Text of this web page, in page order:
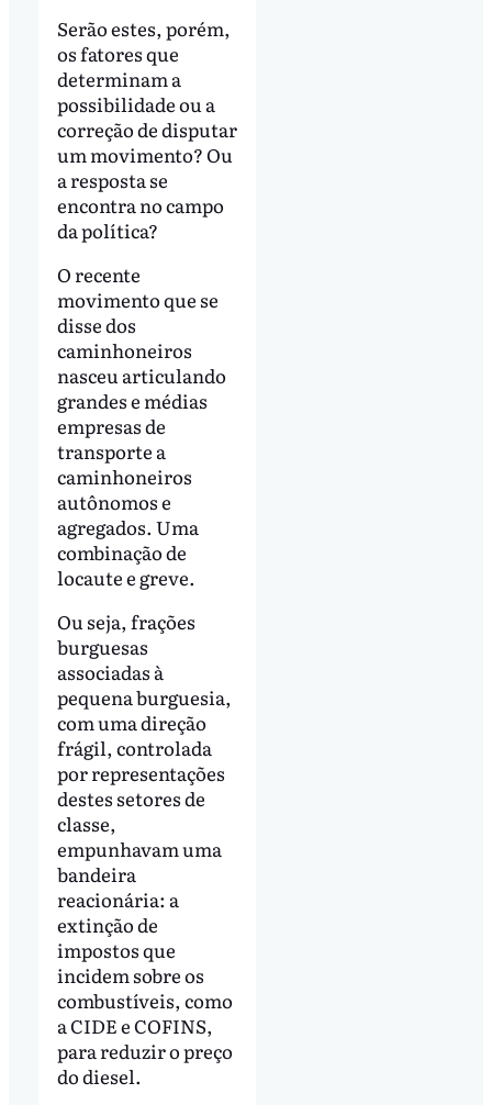
Serão estes, porém,
os fatores que
determinam a
possibilidade ou a
correção de disputar
um movimento? Ou
a resposta se
encontra no campo
da política?
O recente
movimento que se
disse dos
caminhoneiros
nasceu articulando
grandes e médias
empresas de
transporte a
caminhoneiros
autônomos e
agregados. Uma
combinação de
locaute e greve.
Ou seja, frações
burguesas
associadas à
pequena burguesia,
com uma direção
frágil, controlada
por representações
destes setores de
classe,
empunhavam uma
bandeira
reacionária: a
extinção de
impostos que
incidem sobre os
combustíveis, como
a CIDE e COFINS,
para reduzir o preço
do diesel.